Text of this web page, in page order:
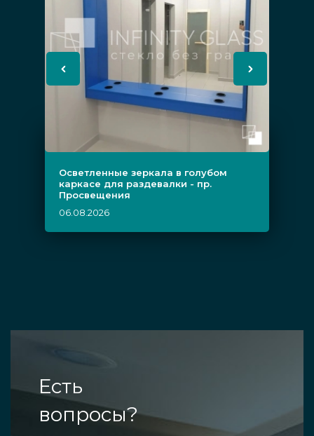
Осветленные зеркала в голубом
каркасе для раздевалки - пр.
Просвещения
06.08.2026
Есть
вопросы?